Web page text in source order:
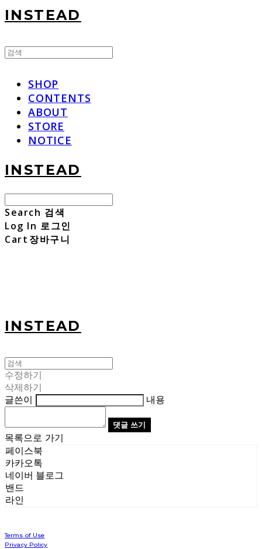
INSTEAD
SHOP
CONTENTS
ABOUT
STORE
NOTICE
INSTEAD
Search 검색
Log In 로그인
Cart 장바구니
INSTEAD
수정하기
삭제하기
글쓴이
내용
댓글 쓰기
목록으로 가기
페이스북
카카오톡
네이버 블로그
밴드
라인
Terms of Use
Privacy Policy